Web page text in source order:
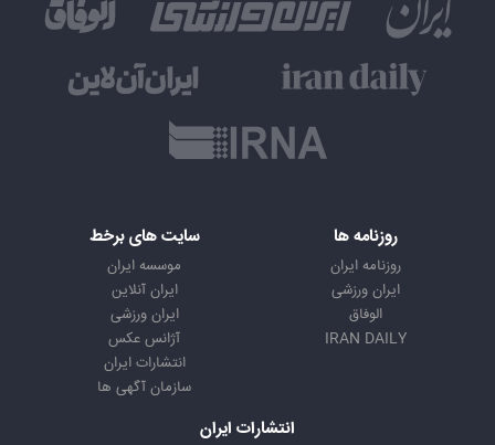
روزنامه ها
روزنامه ایران
ایران ورزشی
الوفاق
IRAN DAILY
سایت های برخط
موسسه ایران
ایران آنلاین
ایران ورزشی
آژانس عکس
انتشارات ایران
سازمان آگهی ها
انتشارات ایران